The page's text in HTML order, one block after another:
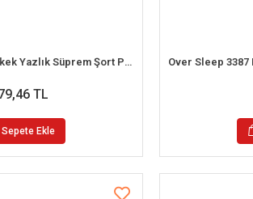
Over Sleep 2393 Erkek Yazlık Süprem Şort Pijama Takım (M-L-XL-XXL)
TL
Sepete Ekle